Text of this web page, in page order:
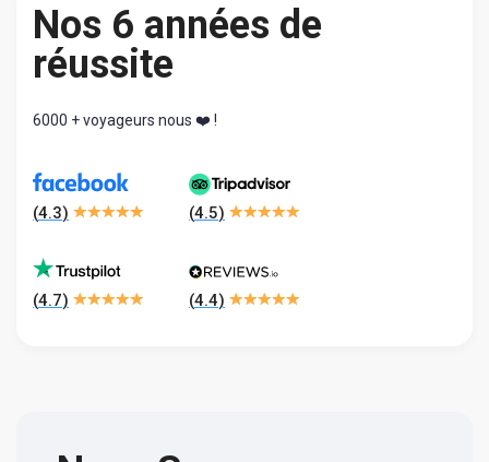
Nos 6 années de
réussite
6000 + voyageurs nous ❤️ !
(4.3) (4.5)
(4.7) (4.4)